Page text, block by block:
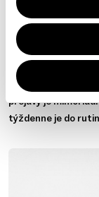
Presne tak boli
Palla. Čistiaca
a šetrne čistí
akné pri
preukázateľne
prejavy je
týždenne je do